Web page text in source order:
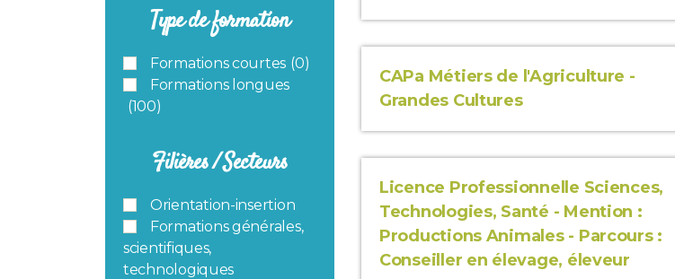
Type de formation
Formations courtes (0)
Formations longues
(100)
Filières / Secteurs
Orientation-insertion
Formations générales,
scientifiques,
technologiques
CAPa Métiers de l'Agriculture -
Grandes Cultures
Licence Professionnelle Sciences,
Technologies, Santé - Mention :
Productions Animales - Parcours :
Conseiller en élevage, éleveur